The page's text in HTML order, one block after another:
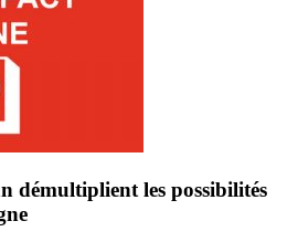
démultiplient les possibilités